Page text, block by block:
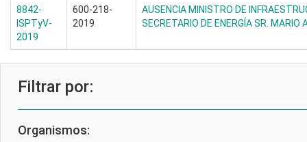
8842-
ISPTyV-
2019
600-218-
2019
AUSENCIA MINISTRO DE
SECRETARIO DE ENERGÍA SR. MARIO
Filtrar por:
Organismos: